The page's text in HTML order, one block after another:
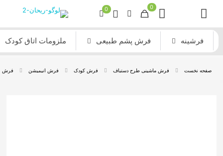
0
0
فرشینه فرش پشم طبیعی ملزومات اتاق کودک
صفحه نخست فرش ماشینی طرح دستباف فرش کودک فرش انیمیشن فرش